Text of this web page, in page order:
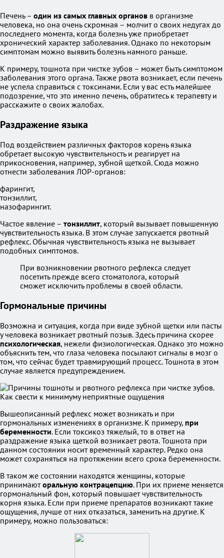
Печень – один из самых главных органов в организме
человека, но она очень скромная – молчит о своих недугах до
последнего момента, когда болезнь уже приобретает
хронический характер заболевания. Однако по некоторым
симптомам можно выявить болезнь намного раньше.
К примеру, тошнота при чистке зубов – может быть симптомом
заболевания этого органа. Также рвота возникает, если печень
не успела справиться с токсинами. Если у вас есть малейшее
подозрение, что это именно печень, обратитесь к терапевту и
расскажите о своих жалобах.
Раздражение языка
Под воздействием различных факторов корень языка
обретает высокую чувствительность и реагирует на
прикосновения, например, зубной щеткой. Сюда можно
отнести заболевания ЛОР-органов:
фарингит,
тонзиллит,
назофарингит.
Частое явление – тонзиллит, который вызывает повышенную
чувствительность языка. В этом случае запускается рвотный
рефлекс. Обычная чувствительность языка не вызывает
подобных симптомов.
При возникновении рвотного рефлекса следует
посетить прежде всего стоматолога, который
сможет исключить проблемы в своей области.
Гормональные причины
Возможна и ситуация, когда при виде зубной щетки или пасты
у человека возникает рвотный позыв. Здесь причина скорее
психологическая, нежели физиологическая. Однако это можно
объяснить тем, что глаза человека посылают сигналы в мозг о
том, что сейчас будет травмирующий процесс. Тошнота в этом
случае является предупреждением.
Вышеописанный рефлекс может возникать и при
гормональных изменениях в организме. К примеру, при
беременности. Если токсикоз тяжелый, то в ответ на
раздражение языка щеткой возникает рвота. Тошнота при
данном состоянии носит временный характер. Редко она
может сохраняться на протяжении всего срока беременности.
В таком же состоянии находятся женщины, которые
принимаюторальную контрацепцию. При их приеме меняется
гормональный фон, который повышает чувствительность
корня языка. Если при приеме препаратов возникают такие
ощущения, лучше от них отказаться, заменить на другие. К
примеру, можно пользоваться: